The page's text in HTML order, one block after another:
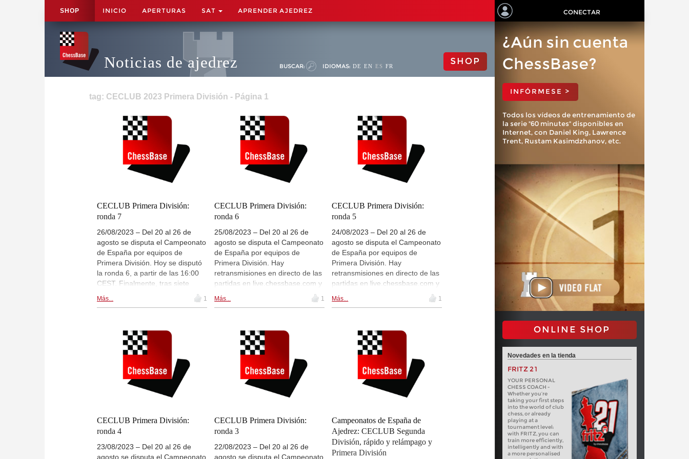
SHOP INICIO APERTURAS SAT APRENDER AJEDREZ CONECTAR
Noticias de ajedrez BUSCAR: IDIOMAS: DE EN ES FR SHOP
tag: CECLUB 2023 Primera División - Página 1
CECLUB Primera División:
ronda 7
26/08/2023 – Del 20 al 26 de
agosto se disputa el Campeonato
de España por equipos de
Primera División. Hoy se disputó
la ronda 6, a partir de las 16:00
CEST. Finalmente, tras siete
coronado campeón el equipo
Más... 1
CECLUB Primera División:
ronda 6
25/08/2023 – Del 20 al 26 de
agosto se disputa el Campeonato
de España por equipos de
Primera División. Hay
retransmisiones en directo de las
partidas en live.chessbase.com y
disputa la ronda 6, a partir de las
Más... 1
CECLUB Primera División:
ronda 5
24/08/2023 – Del 20 al 26 de
agosto se disputa el Campeonato
de España por equipos de
Primera División. Hay
retransmisiones en directo de las
partidas en live.chessbase.com y
disputa la ronda 5, a partir de las
Más... 1
CECLUB Primera División:
ronda 4
23/08/2023 – Del 20 al 26 de
agosto se disputa el Campeonato
CECLUB Primera División:
ronda 3
22/08/2023 – Del 20 al 26 de
agosto se disputa el Campeonato
Campeonatos de España de
Ajedrez: CECLUB Segunda
División, rápido y relámpago y
Primera División
¿Aún sin cuenta
ChessBase?
INFÓRMESE >
Todos los vídeos de entrenamiento de
la serie "60 minutes" disponibles en
Internet, con Daniel King, Lawrence
Trent, Rustam Kasimdzhanov, etc.
ONLINE SHOP
Novedades en la tienda
FRITZ 21
YOUR PERSONAL
CHESS COACH -
Whether you’re
taking your first steps
into the world of club
chess, or already
playing at a
tournament level:
with FRITZ, you can
train more efficiently,
intelligently and with
a more personalised